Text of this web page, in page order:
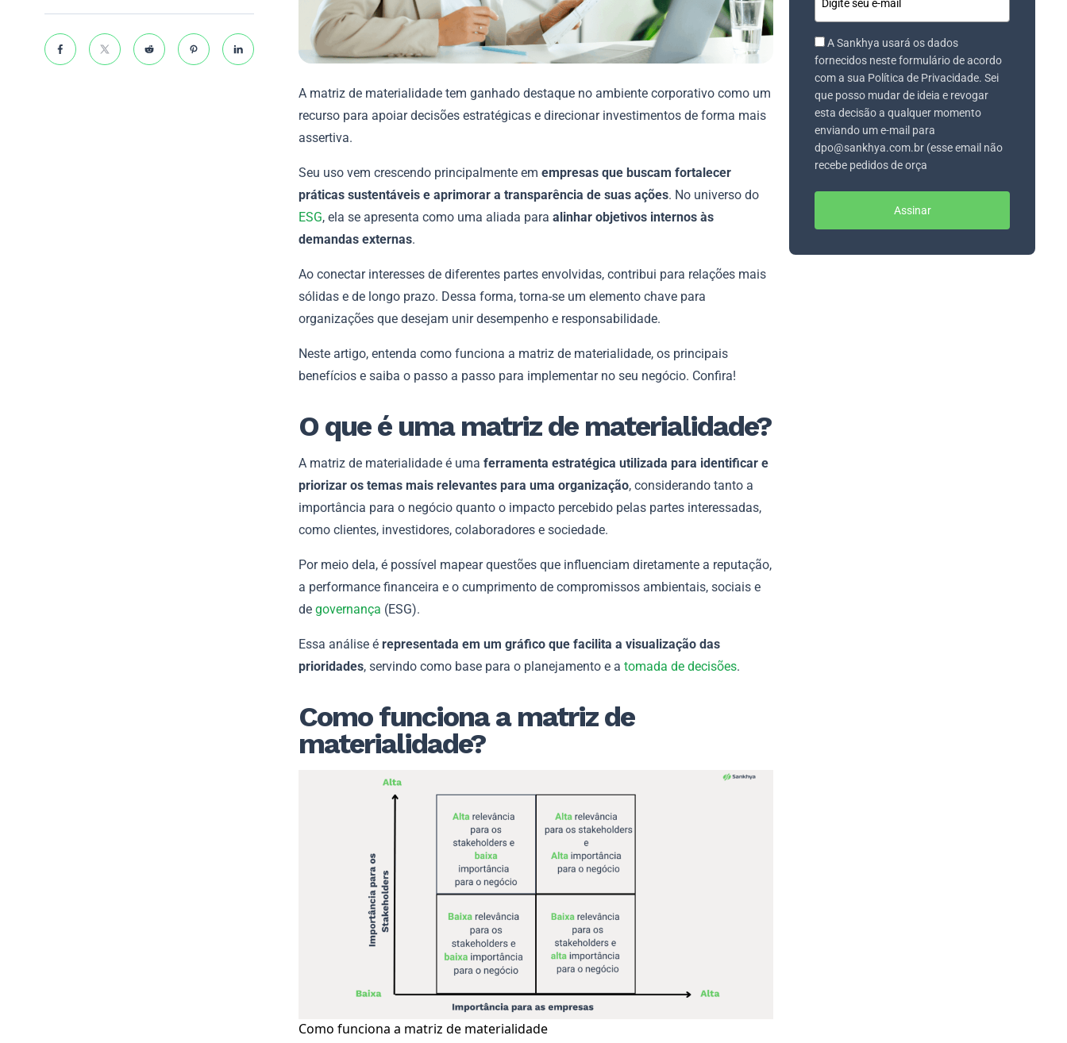
A matriz de materialidade tem ganhado destaque no ambiente corporativo como um
recurso para apoiar decisões estratégicas e direcionar investimentos de forma mais
assertiva.
Seu uso vem crescendo principalmente em empresas que buscam fortalecer
práticas sustentáveis e aprimorar a transparência de suas ações. No universo do
ESG, ela se apresenta como uma aliada para alinhar objetivos internos às
demandas externas.
Ao conectar interesses de diferentes partes envolvidas, contribui para relações mais
sólidas e de longo prazo. Dessa forma, torna-se um elemento chave para
organizações que desejam unir desempenho e responsabilidade.
Neste artigo, entenda como funciona a matriz de materialidade, os principais
benefícios e saiba o passo a passo para implementar no seu negócio. Confira!
O que é uma matriz de materialidade?
A matriz de materialidade é uma ferramenta estratégica utilizada para identificar e
priorizar os temas mais relevantes para uma organização, considerando tanto a
importância para o negócio quanto o impacto percebido pelas partes interessadas,
como clientes, investidores, colaboradores e sociedade.
Por meio dela, é possível mapear questões que influenciam diretamente a reputação,
a performance financeira e o cumprimento de compromissos ambientais, sociais e
de governança (ESG).
Essa análise é representada em um gráfico que facilita a visualização das
prioridades, servindo como base para o planejamento e a tomada de decisões.
Como funciona a matriz de
materialidade?
Como funciona a matriz de materialidade
A Sankhya usará os dados
fornecidos neste formulário de acordo
com a sua Política de Privacidade. Sei
que posso mudar de ideia e revogar
esta decisão a qualquer momento
enviando um e-mail para
dpo@sankhya.com.br (esse email não
recebe pedidos de orça
Assinar